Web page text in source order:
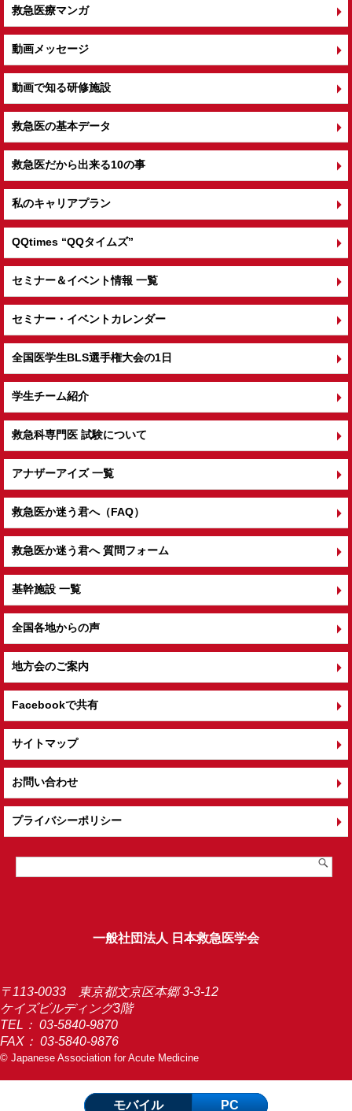
救急医療マンガ
動画メッセージ
動画で知る研修施設
救急医の基本データ
救急医だから出来る10の事
私のキャリアプラン
QQtimes “QQタイムズ”
セミナー＆イベント情報 一覧
セミナー・イベントカレンダー
全国医学生BLS選手権大会の1日
学生チーム紹介
救急科専門医 試験について
アナザーアイズ 一覧
救急医か迷う君へ（FAQ）
救急医か迷う君へ 質問フォーム
基幹施設 一覧
全国各地からの声
地方会のご案内
Facebookで共有
サイトマップ
お問い合わせ
プライバシーポリシー
一般社団法人 日本救急医学会
〒113-0033 東京都文京区本郷 3-3-12
ケイズビルディング3階
TEL： 03-5840-9870
FAX： 03-5840-9876
© Japanese Association for Acute Medicine
モバイル PC